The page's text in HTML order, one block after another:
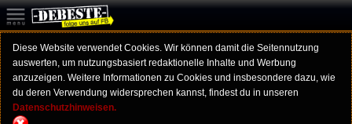
Diese Website verwendet Cookies. Wir können damit die Seitennutzung
auswerten, um nutzungsbasiert redaktionelle Inhalte und Werbung
anzuzeigen. Weitere Informationen zu Cookies und insbesondere dazu, wie
du deren Verwendung widersprechen kannst, findest du in unseren
Datenschutzhinweisen.